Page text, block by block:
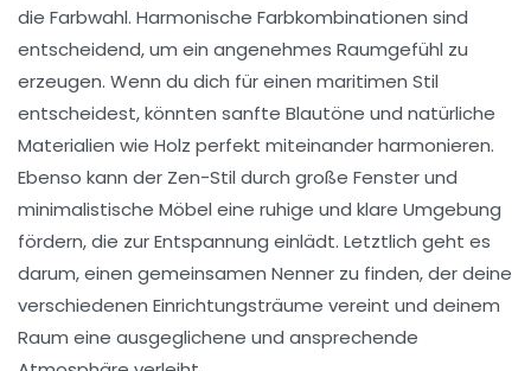
die Farbwahl. Harmonische Farbkombinationen sind
entscheidend, um ein angenehmes Raumgefühl zu
erzeugen. Wenn du dich für einen maritimen Stil
entscheidest, könnten sanfte Blautöne und natürliche
Materialien wie Holz perfekt miteinander harmonieren.
Ebenso kann der Zen-Stil durch große Fenster und
minimalistische Möbel eine ruhige und klare Umgebung
fördern, die zur Entspannung einlädt. Letztlich geht es
darum, einen gemeinsamen Nenner zu finden, der deine
verschiedenen Einrichtungsträume vereint und deinem
Raum eine ausgeglichene und ansprechende